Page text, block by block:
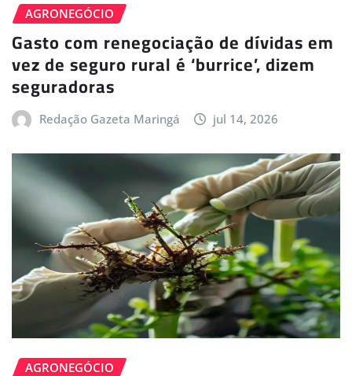
AGRONEGÓCIO
Gasto com renegociação de dívidas em
vez de seguro rural é ‘burrice’, dizem
seguradoras
Redação Gazeta Maringá jul 14, 2026
AGRONEGÓCIO